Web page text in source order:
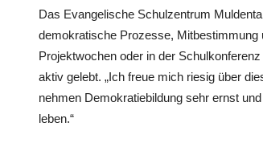
Das Evangelische Schulzentrum
demokratische Prozesse, Mitbestimmung
Projektwochen oder in der
aktiv gelebt. „Ich freue mich riesig über
nehmen Demokratiebildung sehr ernst
leben.“